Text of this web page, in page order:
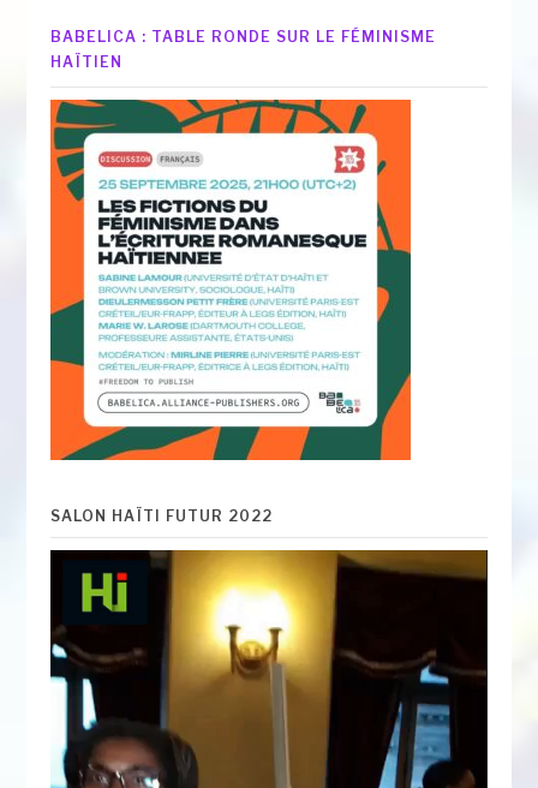
BABELICA : TABLE RONDE SUR LE FÉMINISME
HAÏTIEN
SALON HAÏTI FUTUR 2022